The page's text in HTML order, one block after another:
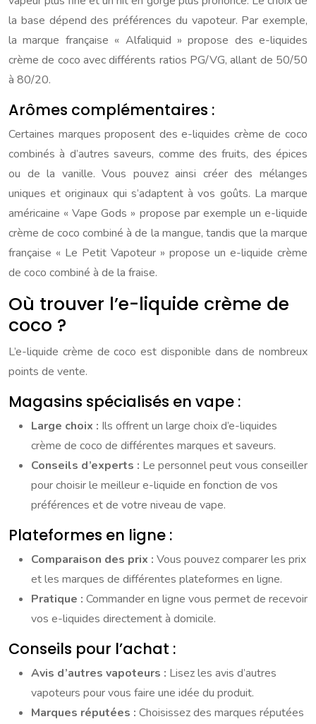
la base dépend des préférences du vapoteur. Par exemple,
la marque française « Alfaliquid » propose des e-liquides
crème de coco avec différents ratios PG/VG, allant de 50/50
à 80/20.
Arômes complémentaires :
Certaines marques proposent des e-liquides crème de coco
combinés à d’autres saveurs, comme des fruits, des épices
ou de la vanille. Vous pouvez ainsi créer des mélanges
uniques et originaux qui s’adaptent à vos goûts. La marque
américaine « Vape Gods » propose par exemple un e-liquide
crème de coco combiné à de la mangue, tandis que la marque
française « Le Petit Vapoteur » propose un e-liquide crème
de coco combiné à de la fraise.
Où trouver l’e-liquide crème de
coco ?
L’e-liquide crème de coco est disponible dans de nombreux
points de vente.
Magasins spécialisés en vape :
Large choix : Ils offrent un large choix d’e-liquides
crème de coco de différentes marques et saveurs.
Conseils d’experts : Le personnel peut vous conseiller
pour choisir le meilleur e-liquide en fonction de vos
préférences et de votre niveau de vape.
Plateformes en ligne :
Comparaison des prix : Vous pouvez comparer les prix
et les marques de différentes plateformes en ligne.
Pratique : Commander en ligne vous permet de recevoir
vos e-liquides directement à domicile.
Conseils pour l’achat :
Avis d’autres vapoteurs : Lisez les avis d’autres
vapoteurs pour vous faire une idée du produit.
Marques réputées : Choisissez des marques réputées